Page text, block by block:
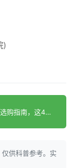
)
上一篇：关节咔咔响？2026年氨糖选购指南，这4款实测对比
供科普参考。实